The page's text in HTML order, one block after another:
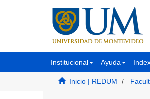
Institucional Ayuda
Inicio | REDUM